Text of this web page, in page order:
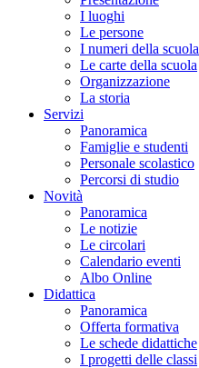
I luoghi
Le persone
I numeri della scuola
Le carte della scuola
Organizzazione
La storia
Servizi
Panoramica
Famiglie e studenti
Personale scolastico
Percorsi di studio
Novità
Panoramica
Le notizie
Le circolari
Calendario eventi
Albo Online
Didattica
Panoramica
Offerta formativa
Le schede didattiche
I progetti delle classi